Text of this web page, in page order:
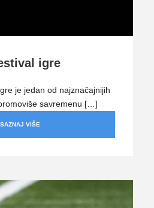
igre
je jedan od najznačajnijih
savremenu […]
SAZNAJ VIŠE